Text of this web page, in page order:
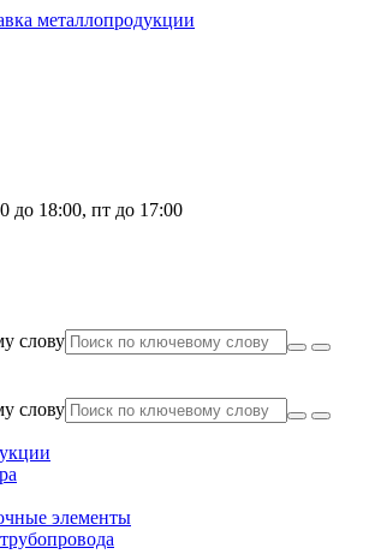
металлопродукции
до 18:00, пт до 17:00
слову
слову
элементы